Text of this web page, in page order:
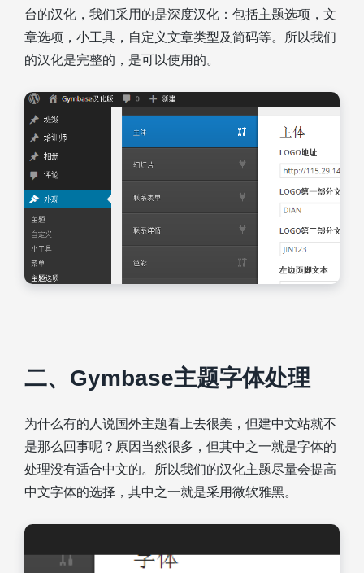
台的汉化，我们采用的是深度汉化：包括主题选项，文
章选项，小工具，自定义文章类型及简码等。所以我们
的汉化是完整的，是可以使用的。
二、Gymbase主题字体处理
为什么有的人说国外主题看上去很美，但建中文站就不
是那么回事呢？原因当然很多，但其中之一就是字体的
处理没有适合中文的。所以我们的汉化主题尽量会提高
中文字体的选择，其中之一就是采用微软雅黑。